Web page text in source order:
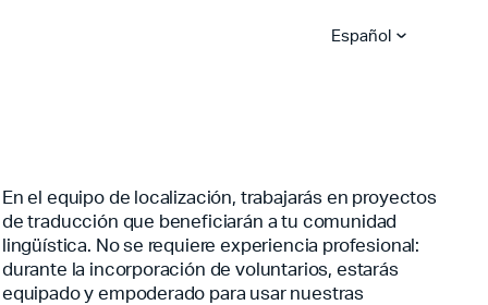
globales
Explore las carreras
Aplicación Bíblica Lite
YouVersion Platform
Bible App
de los socios
2026
Iglesias
Actualización para socios
Regala
Conviértete en
Conviértase en un
Sirve con nosotros
Español
En el equipo de localización, trabajarás en proyectos
de traducción que beneficiarán a tu comunidad
lingüística. No se requiere experiencia profesional:
durante la incorporación de voluntarios, estarás
equipado y empoderado para usar nuestras